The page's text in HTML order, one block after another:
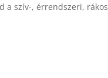
a szív-, érrendszeri, rákos